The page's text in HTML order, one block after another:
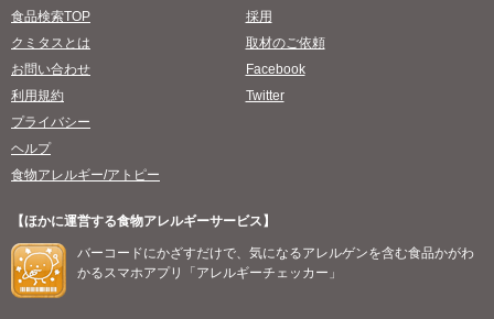
食品検索TOP
クミタスとは
お問い合わせ
利用規約
プライバシー
ヘルプ
食物アレルギー/アトピー
採用
取材のご依頼
Facebook
Twitter
【ほかに運営する食物アレルギーサービス】
バーコードにかざすだけで、気になるアレルゲンを含む食品かがわ
かるスマホアプリ「アレルギーチェッカー」